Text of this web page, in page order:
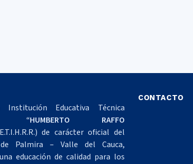
Educativa Técnica
“HUMBERTO RAFFO
de carácter oficial del
Palmira – Valle del Cauca,
educación de calidad para los
CONTACTO